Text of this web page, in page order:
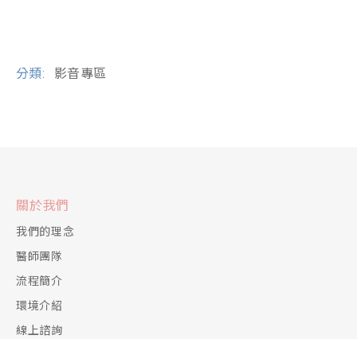
分類: 影音專區
關於我們
我們的理念
醫師團隊
流程簡介
環境介紹
線上諮詢